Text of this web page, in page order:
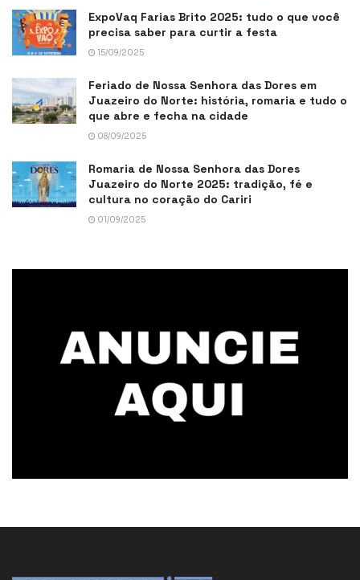
ExpoVaq Farias Brito 2025: tudo o que você
precisa saber para curtir a festa
15/09/2025
Feriado de Nossa Senhora das Dores em
Juazeiro do Norte: história, romaria e tudo o
que abre e fecha na cidade
08/09/2025
Romaria de Nossa Senhora das Dores
Juazeiro do Norte 2025: tradição, fé e
cultura no coração do Cariri
01/09/2025